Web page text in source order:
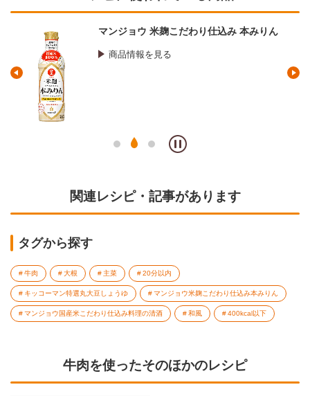
マンジョウ 米麹こだわり仕込み 本みりん
商品情報を見る
関連レシピ・記事があります
タグから探す
牛肉 大根 主菜 20分以内
キッコーマン特選丸大豆しょうゆ マンジョウ米麹こだわり仕込み本みりん
マンジョウ国産米こだわり仕込み料理の清酒 和風 400kcal以下
牛肉を使ったそのほかのレシピ